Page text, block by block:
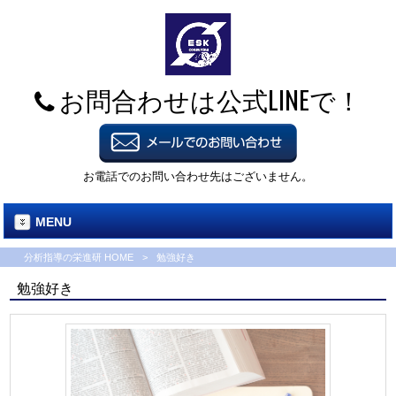
お問合わせは公式LINEで！
お電話でのお問い合わせ先はございません。
MENU
分析指導の栄進研 HOME > 勉強好き
勉強好き